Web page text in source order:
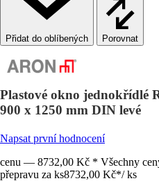
Porovnat
Plastové okno jednokřídlé
900 x 1250 mm DIN levé
Napsat první hodnocení
cenu — 8732,00 Kč * Všechny
přepravu za ks8732,00 Kč*/ ks